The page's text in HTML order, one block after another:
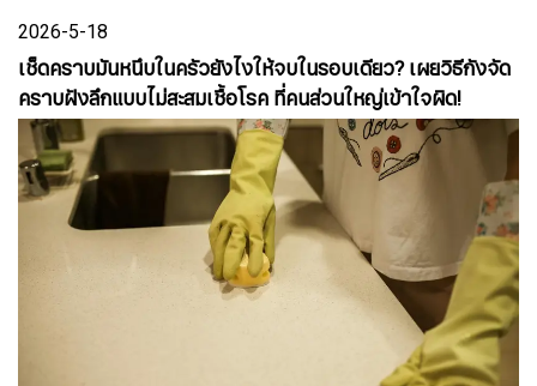
2026-5-18
เช็ดคราบมันหนึบในครัวยังไงให้จบในรอบเดียว? เผยวิธีกังจัด
คราบฝังลึกแบบไม่สะสมเชื้อโรค ที่คนส่วนใหญ่เข้าใจผิด!